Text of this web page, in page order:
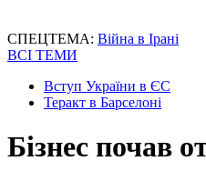
СПЕЦТЕМА: Війна в Ірані
ВСІ ТЕМИ
Вступ України в ЄС
Теракт в Барселоні
Бізнес почав